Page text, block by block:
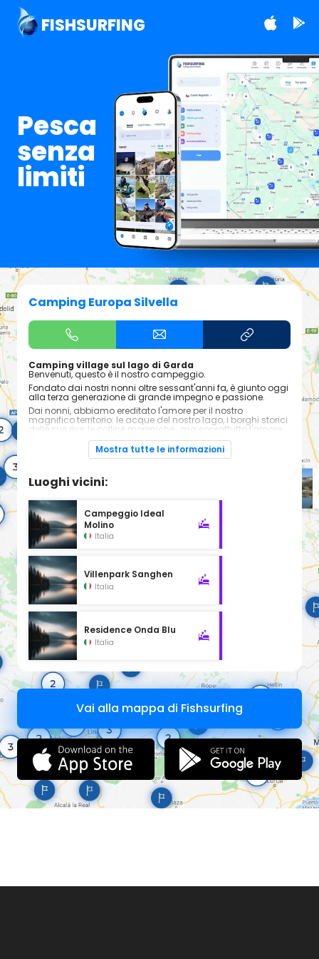
FISHSURFING
Pesca
senza
limiti
Camping Europa Silvella
Camping village sul lago di Garda
Benvenuti, questo è il nostro campeggio.
Fondato dai nostri nonni oltre sessant'anni fa, è giunto oggi
alla terza generazione di grande impegno e passione.
Dai nonni, abbiamo ereditato l'amore per il nostro
magnifico territorio: le acque del nostro lago, i borghi storici
delle sue rive, le colline moreniche...ma soprattutto l'amore
per l'ospitalità.
Da oltre sessant'anni ci piace pensare che i nostri ospiti si
sentano come noi: a casa, anche in vacanza.
Conosciamo bene le famiglie perché anche noi siamo una
grande, bellissima famiglia: per questo, grazie anche al
pensando alle vostre esigenze e desideri, con un occhio di
riguardo per i più piccoli.
Siamo immersi nel verde della macchia mediterranea,
affacciati direttamente sul lago, a pochi passi dalla storia
dei nostri borghi, in una splendida insenatura del Lago di
Garda.
Mostra tutte le informazioni
Luoghi vicini:
Campeggio Ideal
Molino
Italia
Villenpark Sanghen
Italia
Residence Onda Blu
Italia
Vai alla mappa di Fishsurfing